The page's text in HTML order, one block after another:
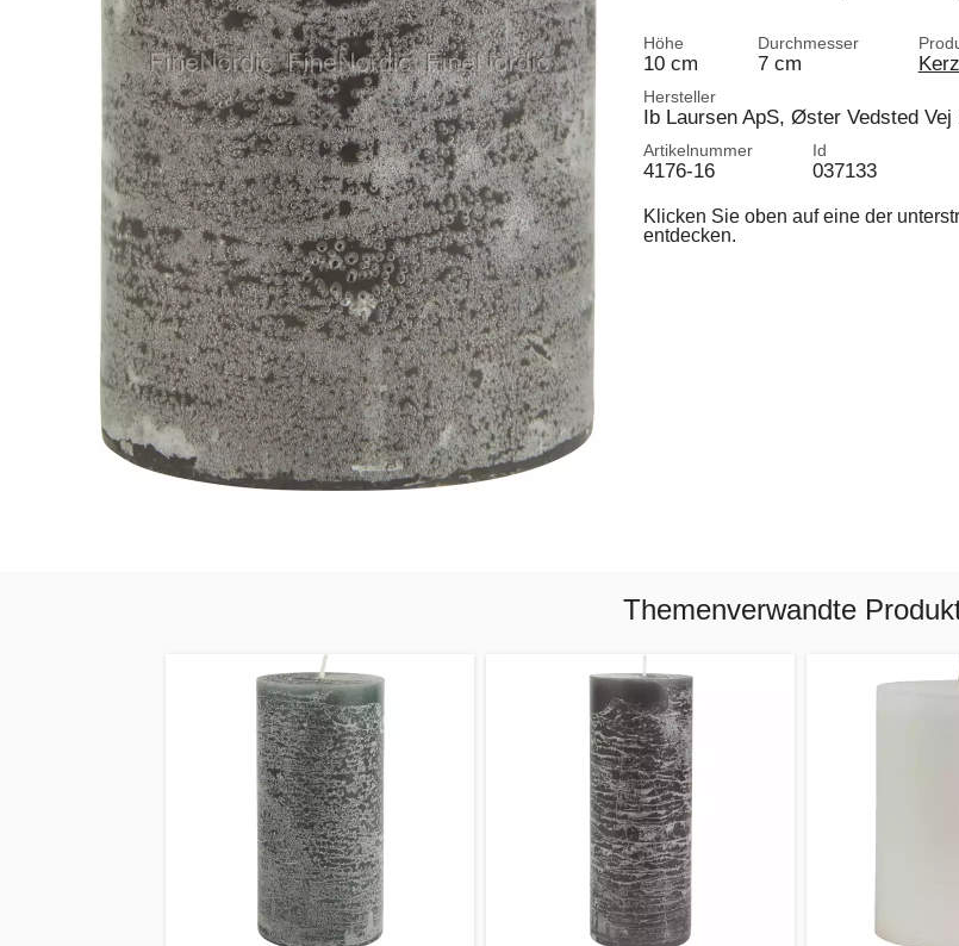
Höhe
10 cm
Durchmesser
7 cm
Hersteller
Ib Laursen ApS, Øster Vedsted
Artikelnummer
4176-16
Id
037133
Klicken Sie oben auf eine der
entdecken.
Themenverwandte